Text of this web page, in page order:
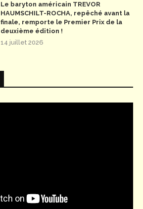
Le baryton américain TREVOR
HAUMSCHILT-ROCHA, repêché avant la
finale, remporte le Premier Prix de la
deuxième édition !
14 juillet 2026